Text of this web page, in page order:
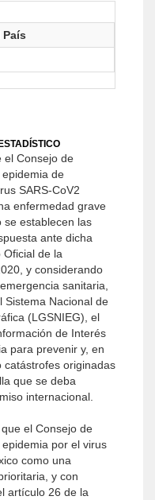
el Consejo de
de
SARS-CoV2
enfermedad grave
se establecen las
ante dicha
de la
y considerando
sanitaria,
Sistema Nacional de
(LGSNIEG), el
de Interés
para prevenir y, en
catástrofes originadas
que se deba
internacional.
el Consejo de
por el virus
como una
y con
artículo 26 de la